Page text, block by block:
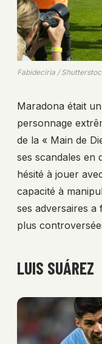
Fabideciria /
Maradona était
personnage
de la « Main de
ses scandales en
hésité à jouer
capacité à
ses adversaires a
plus
LUIS SUÁREZ